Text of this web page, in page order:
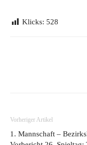
Klicks: 528
Vorheriger Artikel
1. Mannschaft –